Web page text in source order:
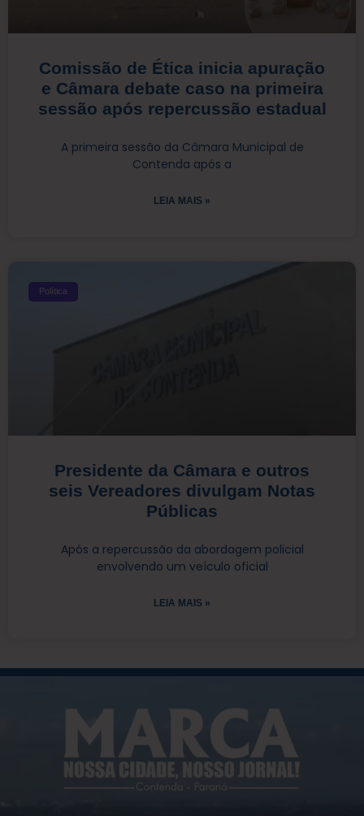
Comissão de Ética inicia apuração
e Câmara debate caso na primeira
sessão após repercussão estadual
A primeira sessão da Câmara Municipal de
Contenda após a
LEIA MAIS »
Política
Presidente da Câmara e outros
seis Vereadores divulgam Notas
Públicas
Após a repercussão da abordagem policial
envolvendo um veículo oficial
LEIA MAIS »